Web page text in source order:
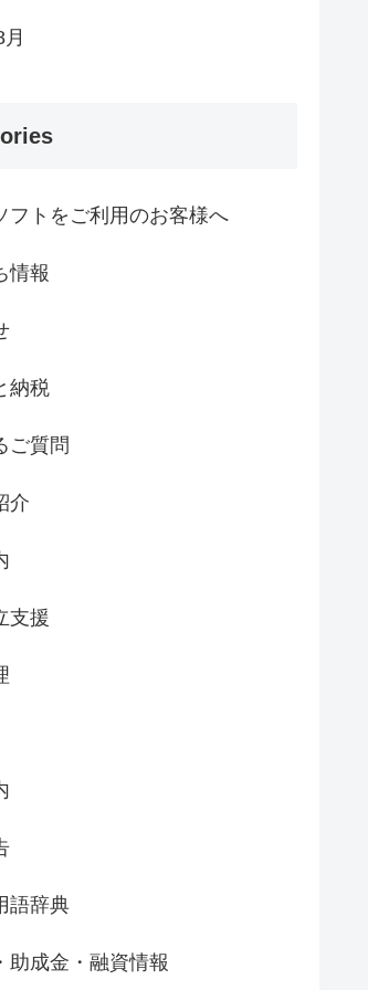
フトをご利用のお客様へ
情報
納税
ご質問
介
支援
語辞典
助成金・融資情報